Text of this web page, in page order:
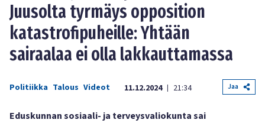
Juusolta tyrmäys opposition
katastrofipuheille: Yhtään
sairaalaa ei olla lakkauttamassa
Politiikka Talous Videot 11.12.2024 | 21:34 Jaa
Eduskunnan sosiaali- ja terveysvaliokunta sai